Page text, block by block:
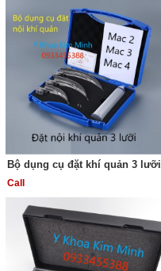
Bộ dụng cụ đặt khí quản 3 lưỡi
Call